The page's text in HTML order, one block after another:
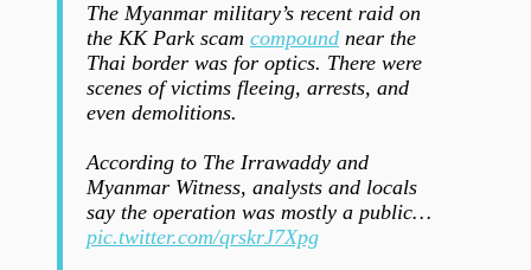
The Myanmar military’s recent raid on
the KK Park scam compound near the
Thai border was for optics. There were
scenes of victims fleeing, arrests, and
even demolitions.
According to The Irrawaddy and
Myanmar Witness, analysts and locals
say the operation was mostly a public…
pic.twitter.com/qrskrJ7Xpg